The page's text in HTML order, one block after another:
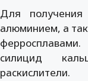
Для получения
алюминием, а
силицид
раскислители.